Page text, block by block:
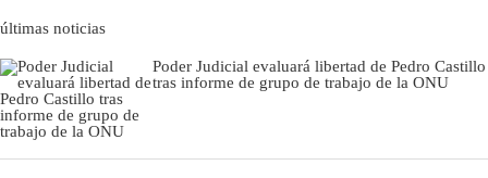
últimas noticias
Poder Judicial evaluará libertad de Pedro Castillo
tras informe de grupo de trabajo de la ONU